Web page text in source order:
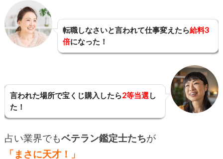
転職しなさいと言われて仕事変えたら給料3
倍になった！
言われた場所で宝くじ購入したら2等当選 し
た！
占い業界でもベテラン鑑定士たちが
「まさに天才！」